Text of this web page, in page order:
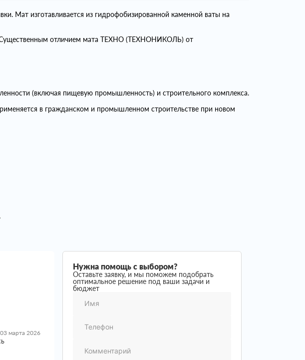
изготавливается из гидрофобизированной каменной ваты на
Существенным отличием мата ТЕХНО (ТЕХНОНИКОЛЬ) от
(включая пищевую промышленность) и строительного комплекса.
в гражданском и промышленном строительстве при новом
03 марта 2026
Нужна помощь с выбором?
Оставьте заявку, и мы поможем подобрать
оптимальное решение под ваши задачи и
бюджет